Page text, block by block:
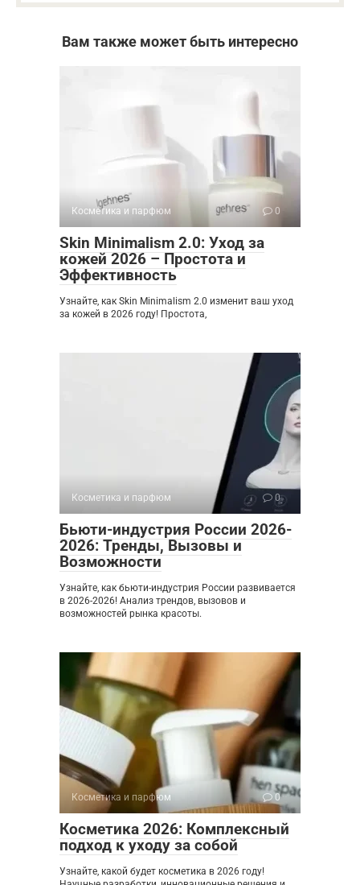
Вам также может быть интересно
Косметика и парфюм 0
Skin Minimalism 2.0: Уход за
кожей 2026 – Простота и
Эффективность
Узнайте, как Skin Minimalism 2.0 изменит ваш уход
за кожей в 2026 году! Простота,
Косметика и парфюм 0
Бьюти-индустрия России 2026-
2026: Тренды, Вызовы и
Возможности
Узнайте, как бьюти-индустрия России развивается
в 2026-2026! Анализ трендов, вызовов и
возможностей рынка красоты.
Косметика и парфюм 0
Косметика 2026: Комплексный
подход к уходу за собой
Узнайте, какой будет косметика в 2026 году!